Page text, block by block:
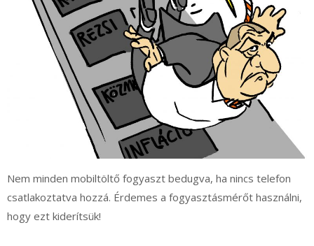
Nem minden mobiltöltő fogyaszt bedugva, ha nincs telefon
csatlakoztatva hozzá. Érdemes a fogyasztásmérőt használni,
hogy ezt kiderítsük!